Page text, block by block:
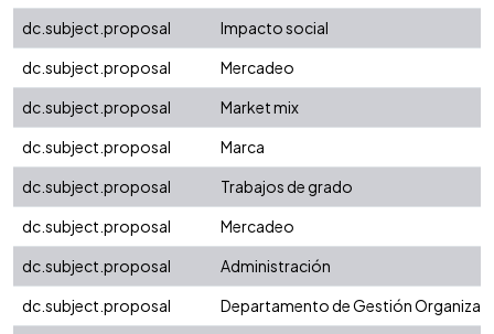
dc.subject.proposal
Impacto social
dc.subject.proposal
Mercadeo
dc.subject.proposal
Market mix
dc.subject.proposal
Marca
dc.subject.proposal
Trabajos de grado
dc.subject.proposal
Mercadeo
dc.subject.proposal
Administración
dc.subject.proposal
Departamento de Gestión